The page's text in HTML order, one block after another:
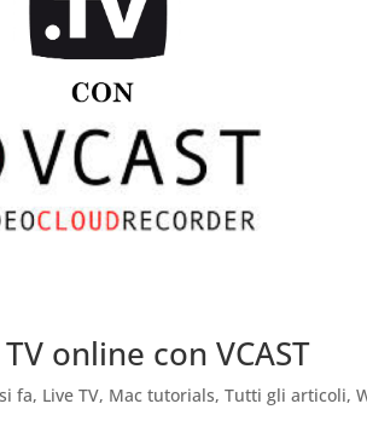
TV online con VCAST
fa, Live TV, Mac tutorials,Tutti gli articoli,